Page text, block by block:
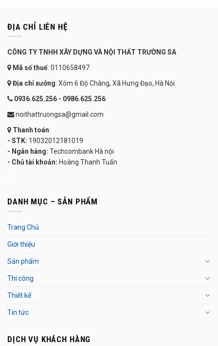
ĐỊA CHỈ LIÊN HỆ
CÔNG TY TNHH XÂY DỰNG VÀ NỘI THẤT TRƯỜNG SA
Mã số thuế: 0110658497
Địa chỉ xưởng: Xóm 6 Độ Chàng, Xã Hưng Đạo, Hà Nội.
0936.625.256 - 0986.625.256
noithattruongsa@gmail.com
Thanh toán:
- STK: 19032012181019
- Ngân hàng: Techcombank Hà nội
- Chủ tài khoản: Hoàng Thanh Tuấn
DANH MỤC – SẢN PHẨM
Trang Chủ
Giới thiệu
Sản phẩm
Thi công
Thiết kế
Tin tức
DỊCH VỤ KHÁCH HÀNG